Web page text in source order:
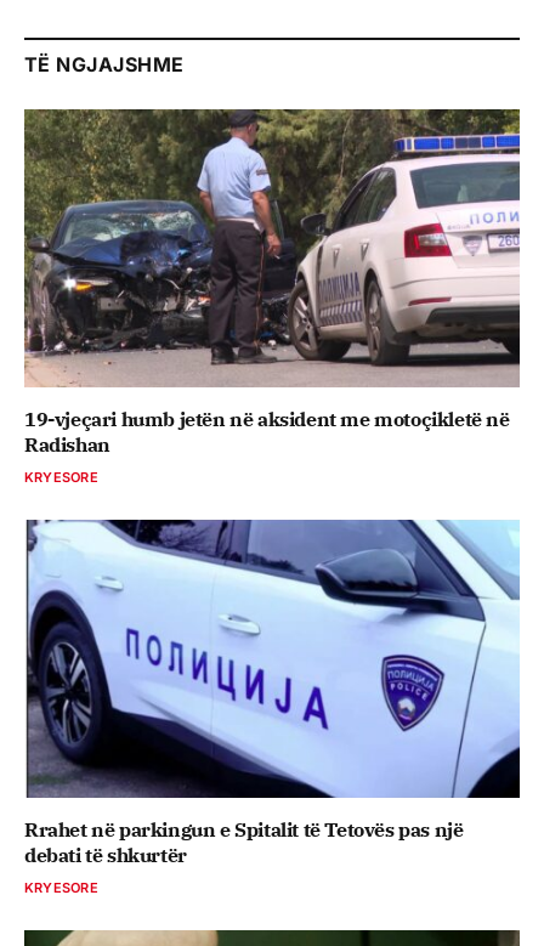
TË NGJAJSHME
19-vjeçari humb jetën në aksident me motoçikletë në
Radishan
KRYESORE
Rrahet në parkingun e Spitalit të Tetovës pas një
debati të shkurtër
KRYESORE